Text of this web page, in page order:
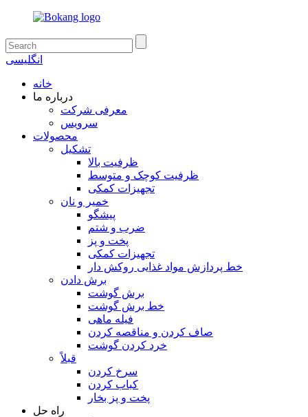
انگلیسی
خانه
درباره ما
معرفی شرکت
سرویس
محصولات
تشکیل
ظرفیت بالا
ظرفیت کوچک و متوسط
تجهیزات کمکی
خمیر و نان
پیشگو
ضرب و شتم
پخت و پز
تجهیزات کمکی
خط پردازش مواد غذایی روکش دار
برش دادن
برش گوشت
خط برش گوشت
فیله ماهی
صاف کردن و مناقصه کردن
خرد کردن گوشت
قبلاً
سرخ کردن
کباب کردن
پخت و پز بخار
راه حل